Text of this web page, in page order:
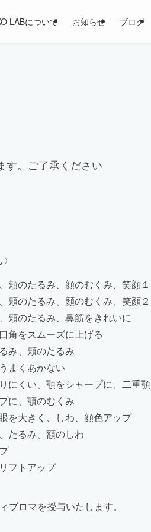
LABについて お知らせ ブログ
す。ご了承ください
〉
頬のたるみ、顔のむくみ、笑顔１
頬のたるみ、顔のむくみ、笑顔２
頬のたるみ、鼻筋をきれいに
角をスムーズに上げる
み、頬のたるみ
まくあかない
にくい、顎をシャープに、二重顎
に、顎のむくみ
を大きく、しわ、顔色アップ
たるみ、額のしわ
フトアップ
ブロマを授与いたします。